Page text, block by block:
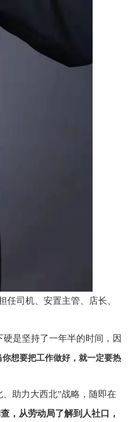
司机、安置主管、店长、
硬是坚持了一年半的时间，因
你想要把工作做好，就一定要热
、助力大西北”战略，随即在
，从劳动局了解到人社口，